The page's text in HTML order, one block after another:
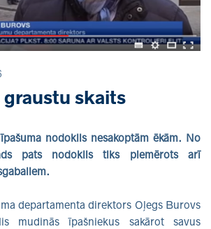
graustu skaits
nodoklis nesakoptām ēkām. No
pats nodoklis tiks piemērots arī
departamenta direktors Oļegs Burovs
mudinās īpašniekus sakārot savus